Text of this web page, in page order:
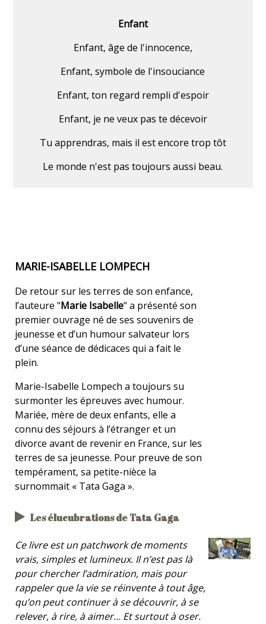
Enfant
Enfant, âge de l'innocence,
Enfant, symbole de l'insouciance
Enfant, ton regard rempli d'espoir
Enfant, je ne veux pas te décevoir
Tu apprendras, mais il est encore trop tôt
Le monde n'est pas toujours aussi beau.
MARIE-ISABELLE LOMPECH
De retour sur les terres de son enfance,
l’auteure "Marie Isabelle" a présenté son
premier ouvrage né de ses souvenirs de
jeunesse et d’un humour salvateur lors
d’une séance de dédicaces qui a fait le
plein.
Marie-Isabelle Lompech a toujours su
surmonter les épreuves avec humour.
Mariée, mère de deux enfants, elle a
connu des séjours à l’étranger et un
divorce avant de revenir en France, sur les
terres de sa jeunesse. Pour preuve de son
tempérament, sa petite-nièce la
surnommait « Tata Gaga ».
Les élucubrations de Tata Gaga
Ce livre est un patchwork de moments
vrais, simples et lumineux. Il n’est pas là
pour chercher l’admiration, mais pour
rappeler que la vie se réinvente à tout âge,
qu’on peut continuer à se découvrir, à se
relever, à rire, à aimer… Et surtout à oser.